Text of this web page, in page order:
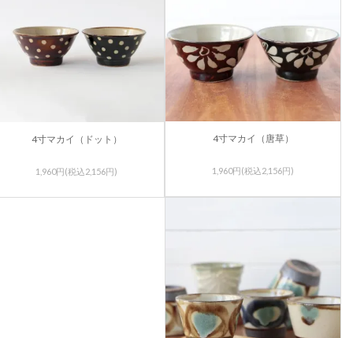
4寸マカイ（ドット）
1,960円(税込2,156円)
4寸マカイ（唐草）
1,960円(税込2,156円)